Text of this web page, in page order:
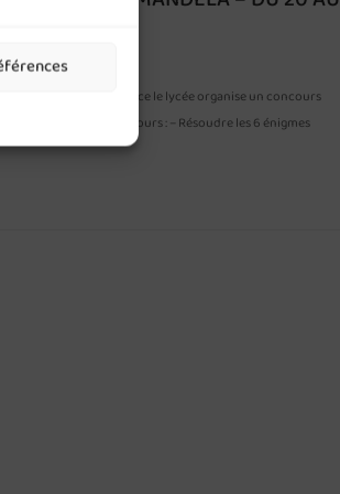
de la fête de la science le lycée organise un concours
…. Principe du concours : – Résoudre les 6 énigmes